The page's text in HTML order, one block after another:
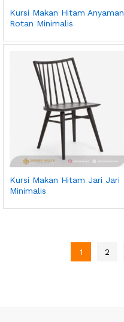
Kursi Makan Hitam Anyaman
Rotan Minimalis
Kursi Makan Hitam Jari Jari
Minimalis
1 2